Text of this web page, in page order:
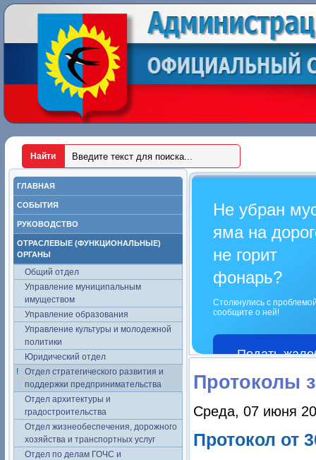
ГЛАВНАЯ
СОБЫТИЯ
РУКОВОДСТВО
ОТРАСЛЕВЫЕ (ФУНКЦИОНАЛЬНЫЕ)
ОРГАНЫ
Общий отдел
Управление муниципальным
имуществом
Управление образования
Управление культуры и молодежной
политики
Юридический отдел
Отдел стратегического развития и
поддержки предпринимательства
Отдел архитектуры и
градостроительства
Отдел жизнеобеспечения, дорожного
хозяйства и транспортных услуг
Отдел по делам ГОЧС и
Не убран
яма на
не горит
фонарь?
Столкнулись с
сообщите о ней!
Подать
Протоколы
Среда, 07 июня
Протокол от